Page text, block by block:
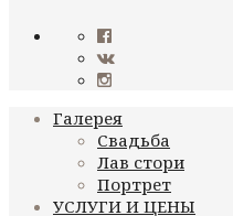
Галерея
Свадьба
Лав стори
Портрет
УСЛУГИ И ЦЕНЫ